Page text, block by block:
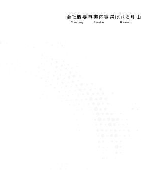
会社概要
Company
事業内容
Service
選ばれる理由
Reason